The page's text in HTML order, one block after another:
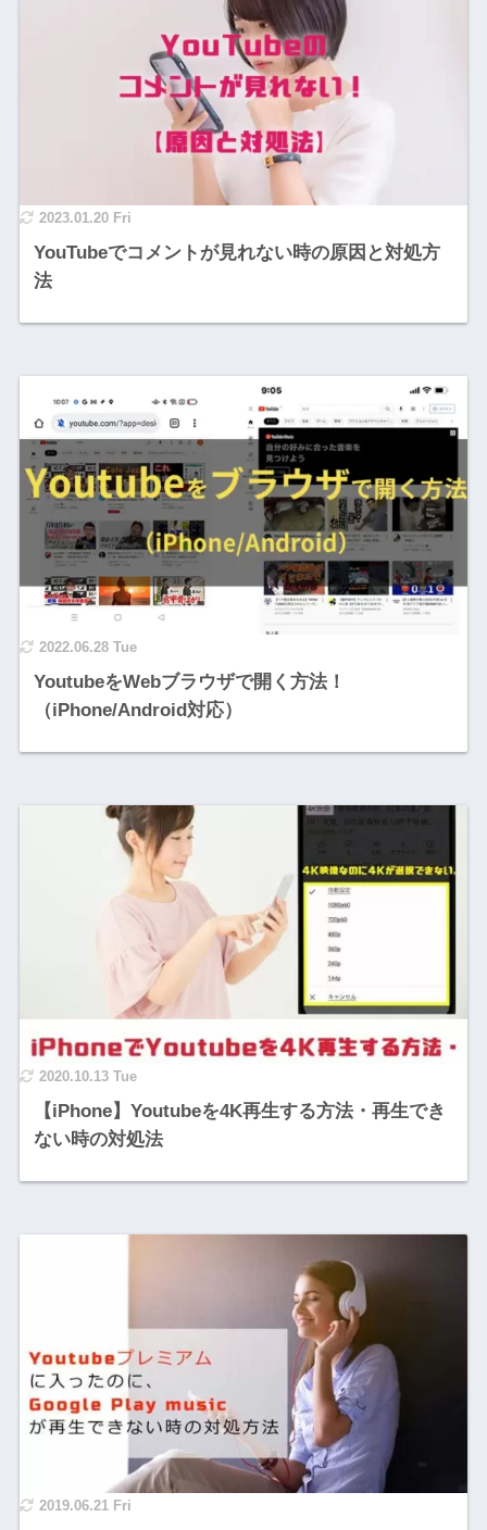
2023.01.20 Fri
YouTubeでコメントが見れない時の原因と対処方
法
2022.06.28 Tue
YoutubeをWebブラウザで開く方法！
（iPhone/Android対応）
2020.10.13 Tue
【iPhone】Youtubeを4K再生する方法・再生でき
ない時の対処法
2019.06.21 Fri